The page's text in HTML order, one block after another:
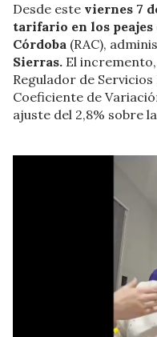
Desde este viernes 7
tarifario en los peajes
Córdoba (RAC),
Sierras. El
Regulador de
Coeficiente de
ajuste del 2,8% sobre